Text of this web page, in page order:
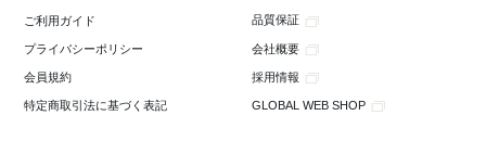
ご利用ガイド 品質保証
プライバシーポリシー 会社概要
会員規約 採用情報
特定商取引法に基づく表記 GLOBAL WEB SHOP